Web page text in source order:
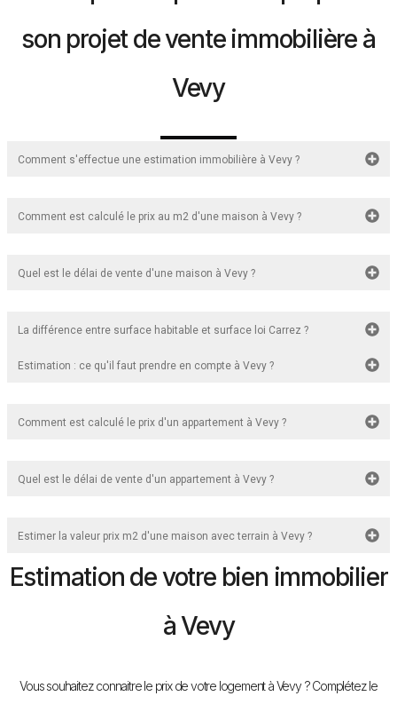
son projet de vente immobilière à
Vevy
Comment s'effectue une estimation immobilière à Vevy ?
Comment est calculé le prix au m2 d'une maison à Vevy ?
Quel est le délai de vente d'une maison à Vevy ?
La différence entre surface habitable et surface loi Carrez ?
Estimation : ce qu'il faut prendre en compte à Vevy ?
Comment est calculé le prix d'un appartement à Vevy ?
Quel est le délai de vente d'un appartement à Vevy ?
Estimer la valeur prix m2 d'une maison avec terrain à Vevy ?
Estimation de votre bien immobilier
à Vevy
Vous souhaitez connaitre le prix de votre logement à Vevy ? Complétez le